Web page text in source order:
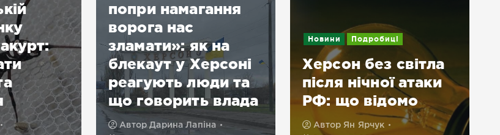
попри намагання
ворога нас
зламати»: як на
блекаут у Херсоні
реагують люди та
що говорить влада
АвторДарина Лапіна
Новини Подробиці
Херсон без світла
після нічної атаки
РФ: що відомо
Автор Ян Ярчук